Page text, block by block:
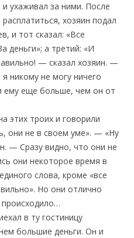
ухаживал за ними. После
хозяин подал
и тот сказал: «Все
деньги»; а третий: «И
— сказал хозяин. —
никому не могу ничего
ему еще больше, чем он от
этих троих и говорили
они не в своем уме». — «Ну
— Сразу видно, что они не
они некоторое время в
слова, кроме «все
Но они отлично
в ту гостиницу
большие деньги. Он и